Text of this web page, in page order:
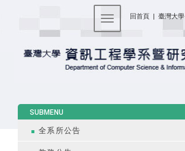
回首頁 | 臺灣大學
Toggle navigation
SUBMENU
全系所公告